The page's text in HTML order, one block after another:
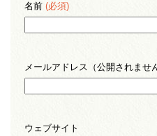
名前 (必須)
メールアドレス（公開されませ
ウェブサイト